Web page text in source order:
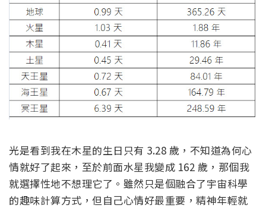
光是看到我在木星的生日只有 3.28 歲，不知道為何心
情就好了起來，至於前面水星我變成 162 歲，那個我
就選擇性地不想理它了。雖然只是個融合了宇宙科學
的趣味計算方式，但自己心情好最重要，精神年輕就